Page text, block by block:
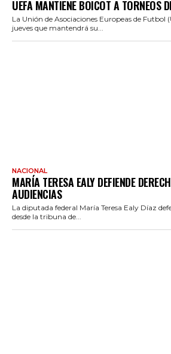
UEFA MANTIENE BOICOT A TORNEOS
La Unión de Asociaciones Europeas de Futbol
jueves que mantendrá su...
NACIONAL
MARÍA TERESA EALY DEFIENDE
AUDIENCIAS
La diputada federal María Teresa Ealy Díaz
desde la tribuna de...